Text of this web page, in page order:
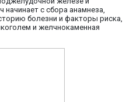
начинает с сбора анамнеза,
болезни и факторы риска,
и желчнокаменная